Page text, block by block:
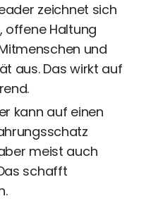
zeichnet sich
offene Haltung
und
aus. Das wirkt auf
kann auf einen
meist auch
schafft